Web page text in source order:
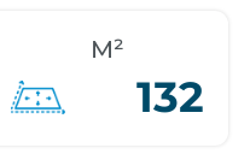
M²
132